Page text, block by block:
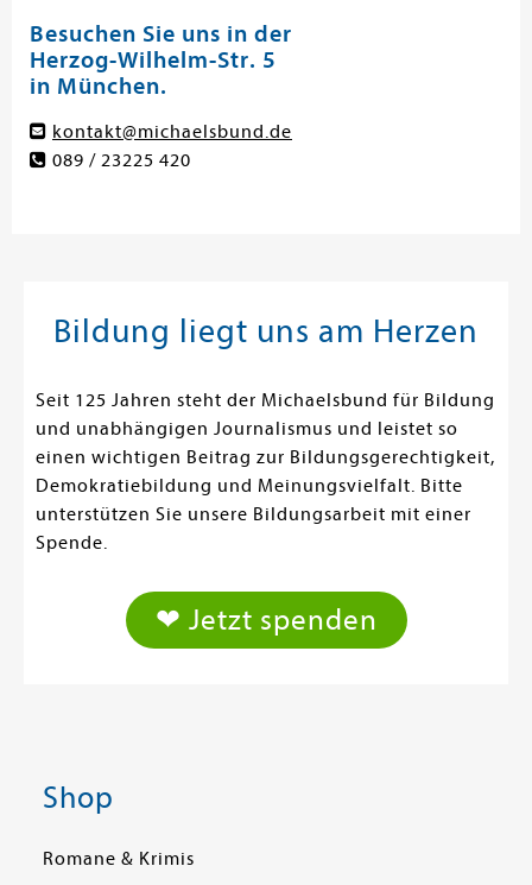
Besuchen Sie uns in der
Herzog-Wilhelm-Str. 5
in München.
kontakt@michaelsbund.de
089 / 23225 420
Bildung liegt uns am Herzen
Seit 125 Jahren steht der Michaelsbund für Bildung
und unabhängigen Journalismus und leistet so
einen wichtigen Beitrag zur Bildungsgerechtigkeit,
Demokratiebildung und Meinungsvielfalt. Bitte
unterstützen Sie unsere Bildungsarbeit mit einer
Spende.
❤ Jetzt spenden
Shop
Romane & Krimis